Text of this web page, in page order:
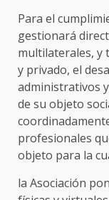
Para el
gestionará
multilaterales, y
y privado, el
administrativos
de su objeto
profesionales
objeto para la
la Asociación